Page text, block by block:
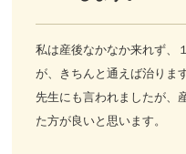
私は産後なかなか来れず、
が、きちんと通えば治ります
先生にも言われましたが、
た方が良いと思います。